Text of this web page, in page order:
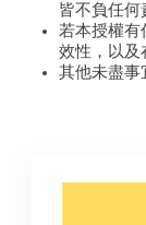
皆不負任何
若本授權有
效性，以及
其他未盡事